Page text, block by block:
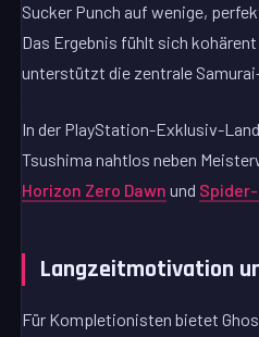
Sucker Punch auf wenige,
Das Ergebnis fühlt sich
unterstützt die zentrale
In der PlayStation-Exklusiv-
Tsushima nahtlos neben
Horizon Zero Dawn und
Langzeitmotivation
Für Kompletionisten bietet